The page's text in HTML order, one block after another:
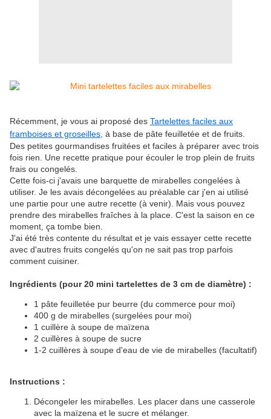
Récemment, je vous ai proposé des Tartelettes faciles aux
framboises et groseilles, à base de pâte feuilletée et de fruits.
Des petites gourmandises fruitées et faciles à préparer avec trois
fois rien. Une recette pratique pour écouler le trop plein de fruits
frais ou congelés.
Cette fois-ci j'avais une barquette de mirabelles congelées à
utiliser. Je les avais décongelées au préalable car j'en ai utilisé
une partie pour une autre recette (à venir). Mais vous pouvez
prendre des mirabelles fraîches à la place. C'est la saison en ce
moment, ça tombe bien.
J'ai été très contente du résultat et je vais essayer cette recette
avec d'autres fruits congelés qu'on ne sait pas trop parfois
comment cuisiner.
Ingrédients (pour 20 mini tartelettes de 3 cm de diamètre) :
1 pâte feuilletée pur beurre (du commerce pour moi)
400 g de mirabelles (surgelées pour moi)
1 cuillère à soupe de maïzena
2 cuillères à soupe de sucre
1-2 cuillères à soupe d'eau de vie de mirabelles (facultatif)
Instructions :
Décongeler les mirabelles. Les placer dans une casserole
avec la maïzena et le sucre et mélanger.